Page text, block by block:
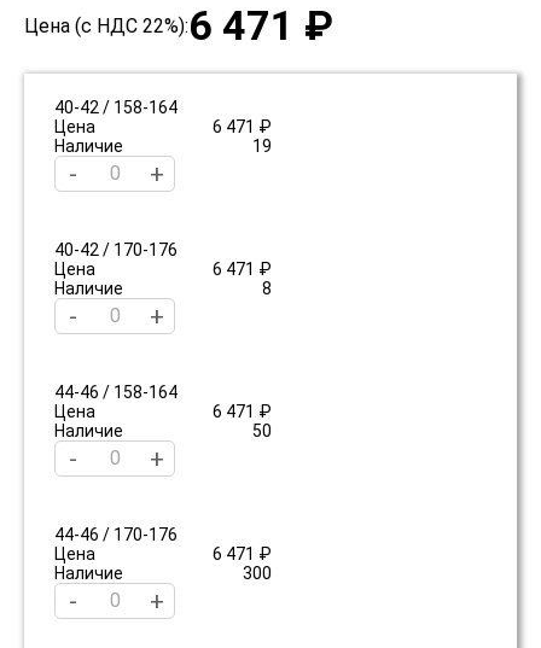
Цена (с НДС 22%):6 471 ₽
40-42 / 158-164
Цена
6 471 ₽
Наличие
19
- +
40-42 / 170-176
Цена
6 471 ₽
Наличие
8
- +
44-46 / 158-164
Цена
6 471 ₽
Наличие
50
- +
44-46 / 170-176
Цена
6 471 ₽
Наличие
300
- +